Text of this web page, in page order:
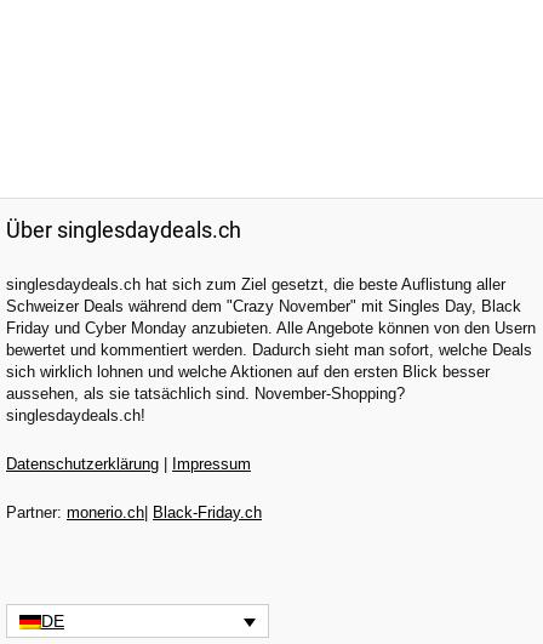
Über singlesdaydeals.ch
singlesdaydeals.ch hat sich zum Ziel gesetzt, die beste Auflistung aller
Schweizer Deals während dem "Crazy November" mit Singles Day, Black
Friday und Cyber Monday anzubieten. Alle Angebote können von den Usern
bewertet und kommentiert werden. Dadurch sieht man sofort, welche Deals
sich wirklich lohnen und welche Aktionen auf den ersten Blick besser
aussehen, als sie tatsächlich sind. November-Shopping?
singlesdaydeals.ch!
Datenschutzerklärung Impressum
Partner: monerio.ch Black-Friday.ch
DE